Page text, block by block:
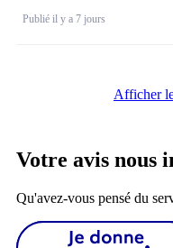
Publié il y a 7 jours
Afficher
Votre avis nous
Qu'avez-vous pensé du